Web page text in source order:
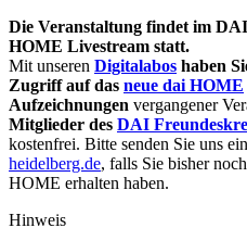
Die Veranstaltung findet im
HOME Livestream statt.
Mit unseren Digitalabos haben
Zugriff auf das neue dai HOME
Aufzeichnungen vergangener
Mitglieder des DAI
kostenfrei. Bitte senden Sie uns
heidelberg.de, falls Sie bisher
HOME erhalten haben.
Hinweis